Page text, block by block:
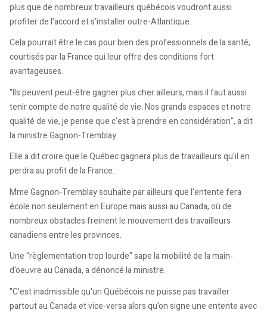
plus que de nombreux travailleurs québécois voudront aussi
profiter de l'accord et s'installer outre-Atlantique.
Cela pourrait être le cas pour bien des professionnels de la santé,
courtisés par la France qui leur offre des conditions fort
avantageuses.
"Ils peuvent peut-être gagner plus cher ailleurs, mais il faut aussi
tenir compte de notre qualité de vie. Nos grands espaces et notre
qualité de vie, je pense que c'est à prendre en considération", a dit
la ministre Gagnon-Tremblay
Elle a dit croire que le Québec gagnera plus de travailleurs qu'il en
perdra au profit de la France.
Mme Gagnon-Tremblay souhaite par ailleurs que l'entente fera
école non seulement en Europe mais aussi au Canada, où de
nombreux obstacles freinent le mouvement des travailleurs
canadiens entre les provinces.
Une "règlementation trop lourde" sape la mobilité de la main-
d'oeuvre au Canada, a dénoncé la ministre.
"C'est inadmissible qu'un Québécois ne puisse pas travailler
partout au Canada et vice-versa alors qu'on signe une entente avec